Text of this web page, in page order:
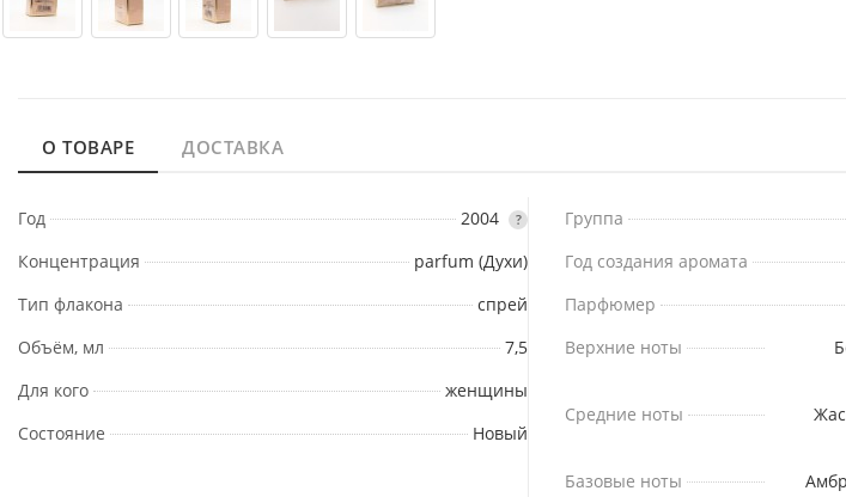
О ТОВАРЕ ДОСТАВКА
Год 2004 ?
Концентрация
parfum (Духи)
Тип флакона
спрей
Объём, мл
7,5
Для кого
женщины
Состояние
Новый
Группа
Год создания аромата
Парфюмер
Верхние ноты
Средние ноты
Базовые ноты